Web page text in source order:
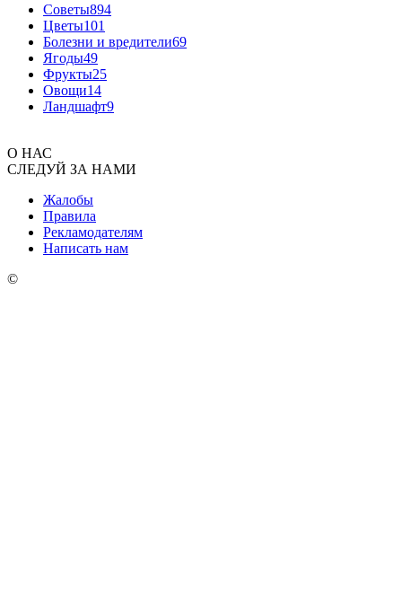
Советы894
Цветы101
Болезни и вредители69
Ягоды49
Фрукты25
Овощи14
Ландшафт9
О НАС
СЛЕДУЙ ЗА НАМИ
Жалобы
Правила
Рекламодателям
Написать нам
©